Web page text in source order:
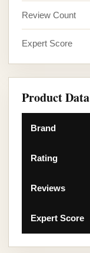
Review Count
Expert Score
Product Data
Brand
Rating
Reviews
Expert Score